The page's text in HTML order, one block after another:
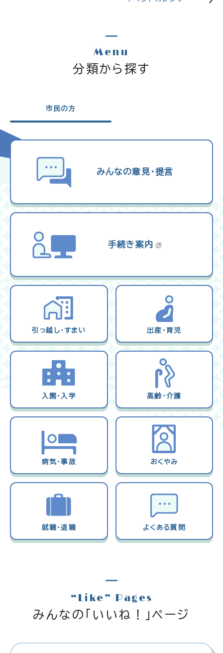
分類から探す
Menu
市民の方
みんなの意見・提言
手続き案内
引っ越し・すまい 出産・育児
入園・入学 高齢・介護
病気・事故 おくやみ
就職・退職 よくある質問
みんなの「いいね！」ページ
“Like” Pages